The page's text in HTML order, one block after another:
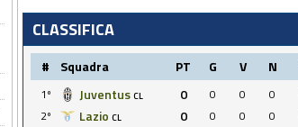
CLASSIFICA
# Squadra PT G V N
1º Juventus CL 0 0 0 0
2º
Lazio CL 0 0 0 0